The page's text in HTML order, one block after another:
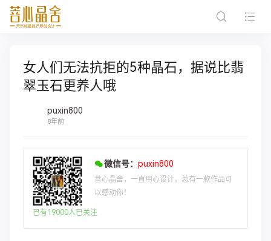
女人们无法抗拒的5种晶石，据说比翡
翠玉石更养人哦
puxin800
8年前
微信号： puxin800
菩心晶舍，一直用心设计，总有一款作品可
以感动你！
已有19000人已关注